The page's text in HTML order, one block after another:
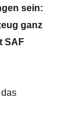
sein:
ganz
SAF
Kerosin“